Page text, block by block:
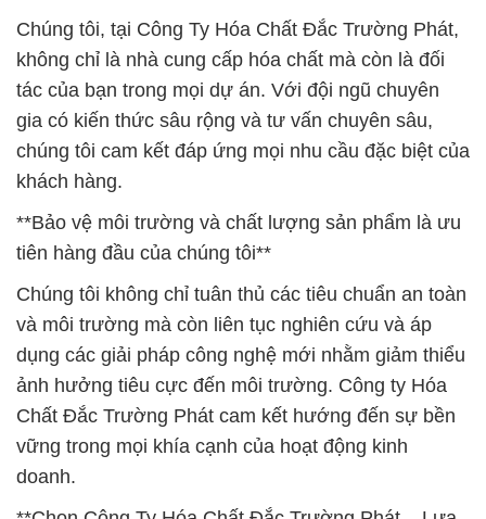
Chúng tôi, tại Công Ty Hóa Chất Đắc Trường Phát,
không chỉ là nhà cung cấp hóa chất mà còn là đối
tác của bạn trong mọi dự án. Với đội ngũ chuyên
gia có kiến thức sâu rộng và tư vấn chuyên sâu,
chúng tôi cam kết đáp ứng mọi nhu cầu đặc biệt của
khách hàng.
**Bảo vệ môi trường và chất lượng sản phẩm là ưu
tiên hàng đầu của chúng tôi**
Chúng tôi không chỉ tuân thủ các tiêu chuẩn an toàn
và môi trường mà còn liên tục nghiên cứu và áp
dụng các giải pháp công nghệ mới nhằm giảm thiểu
ảnh hưởng tiêu cực đến môi trường. Công ty Hóa
Chất Đắc Trường Phát cam kết hướng đến sự bền
vững trong mọi khía cạnh của hoạt động kinh
doanh.